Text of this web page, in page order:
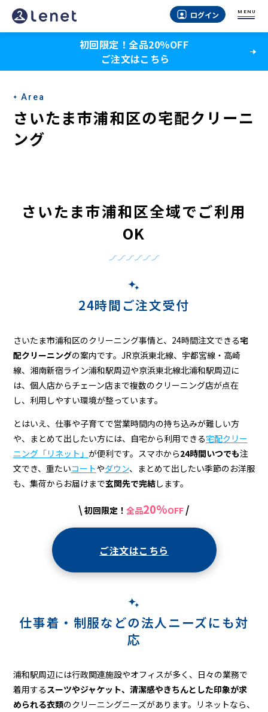
さ
い
ま
市
浦
和
ン
グ
ログイン MENU
初回限定！全品20％OFF
ご注文はこちら
Area
さいたま市浦和区の宅配クリーニ
ング
さいたま市浦和区全域でご利用
OK
24時間ご注文受付
さいたま市浦和区のクリーニング事情と、24時間注文できる宅
配クリーニングの案内です。JR京浜東北線、宇都宮線・高崎
線、湘南新宿ライン浦和駅周辺や京浜東北線北浦和駅周辺に
は、個人店からチェーン店まで複数のクリーニング店が点在
し、利用しやすい環境が整っています。
とはいえ、仕事や子育てで営業時間内の持ち込みが難しい方
や、まとめて出したい方には、自宅から利用できる宅配クリー
ニング「リネット」 が便利です。スマホから24時間いつでも注
文でき、重たいコートやダウン、まとめて出したい季節のお洋服
も、集荷からお届けまで玄関先で完結します。
\ 初回限定！ 全品20%OFF /
ご注文はこちら
仕事着・制服などの法人ニーズにも対
応
浦和駅周辺には行政関連施設やオフィスが多く、日々の業務で
着用する スーツやジャケット、清潔感やきちんとした印象が求
められる衣類のクリーニングニーズがあります。リネットなら、